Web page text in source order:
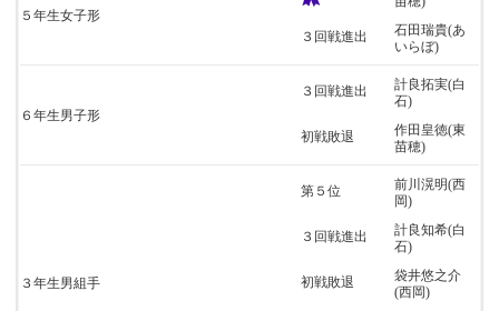
５年生女子形
３回戦進出
石田瑞貴(あ
いらぼ)
６年生男子形
３回戦進出
計良拓実(白
石)
初戦敗退
作田皇徳(東
苗穂)
３年生男組手
第５位
前川滉明(西
岡)
３回戦進出
計良知希(白
石)
初戦敗退
袋井悠之介
(西岡)